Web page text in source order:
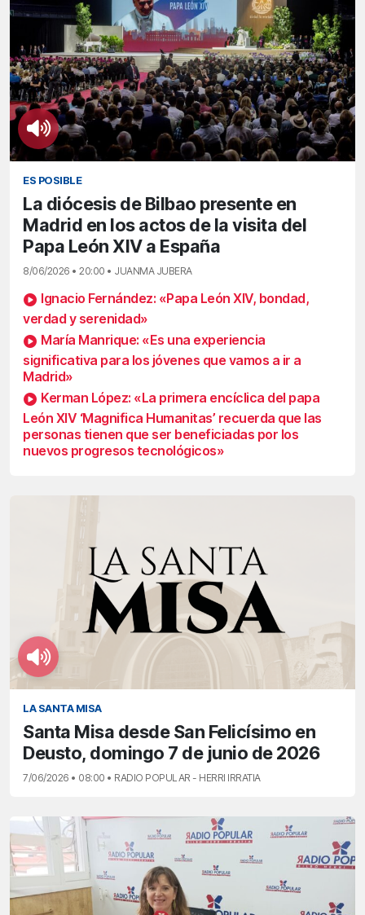
ES POSIBLE
La diócesis de Bilbao presente en
Madrid en los actos de la visita del
Papa León XIV a España
8/06/2026 • 20:00 • JUANMA JUBERA
Ignacio Fernández: «Papa León XIV, bondad,
verdad y serenidad»
María Manrique: «Es una experiencia
significativa para los jóvenes que vamos a ir a
Madrid»
Kerman López: «La primera encíclica del papa
León XIV ‘Magnifica Humanitas’ recuerda que las
personas tienen que ser beneficiadas por los
nuevos progresos tecnológicos»
LA SANTA MISA
Santa Misa desde San Felicísimo en
Deusto, domingo 7 de junio de 2026
7/06/2026 • 08:00 • RADIO POPULAR - HERRI IRRATIA